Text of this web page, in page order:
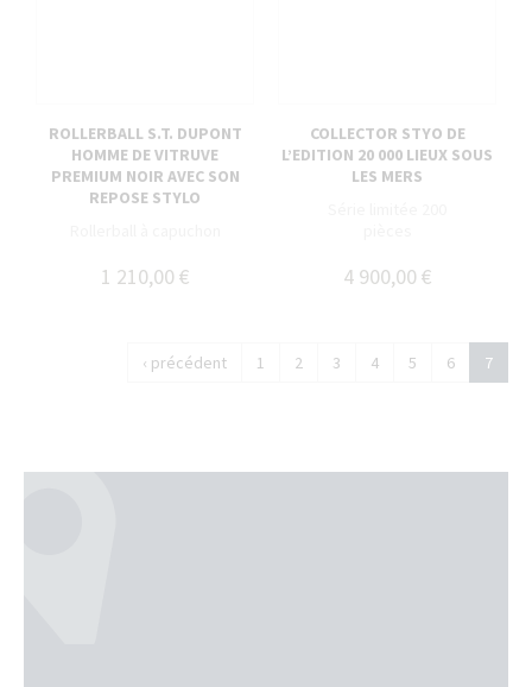
ROLLERBALL S.T. DUPONT
HOMME DE VITRUVE
PREMIUM NOIR AVEC SON
REPOSE STYLO
1 210,00 €
COLLECTOR STYO DE
L’EDITION 20 000 LIEUX SOUS
LES MERS
4 900,00 €
‹ précédent 1 2 3 4 5 6 7